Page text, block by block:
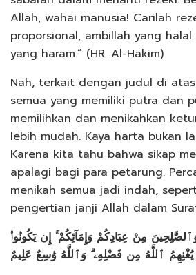
Allah, wahai manusia! Carilah
proporsional, ambillah yang
yang haram.” (HR. Al-Hakim)
Nah, terkait dengan judul di
semua yang memiliki putra dan
memilihkan dan menikahkan
lebih mudah. Kaya harta bukan
Karena kita tahu bahwa sikap
apalagi bagi para petarung.
menikah semua jadi indah,
pengertian janji Allah dalam
مِنْ عِبَادِكُمْ وَإِمَآئِكُمْ ۚ إِن يَكُونُوا۟
يُغْنِهِمُ ٱللَّهُ مِن فَضْلِهِۦ ۗ وَٱللَّهُ وَٰسِعٌ عَلِيمٌ